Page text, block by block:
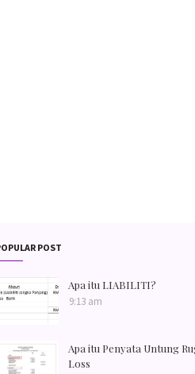
POST
Apa itu LIABILITI?
9:13 am
Apa itu Penyata Untung
Loss